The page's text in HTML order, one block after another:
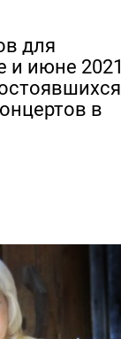
для
и июне 2021
в